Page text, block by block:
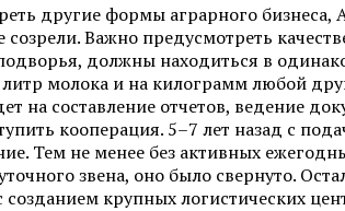
другие формы аграрного бизнеса,
Важно предусмотреть
должны находиться в
молока и на килограмм любой
на составление отчетов, ведение
кооперация. 5–7 лет назад с
Тем не менее без активных
звена, оно было свернуто.
крупных логистических